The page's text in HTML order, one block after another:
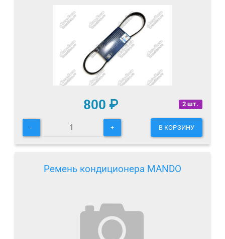
2 шт.
800 ₽
- + В КОРЗИНУ
Ремень кондиционера MANDO